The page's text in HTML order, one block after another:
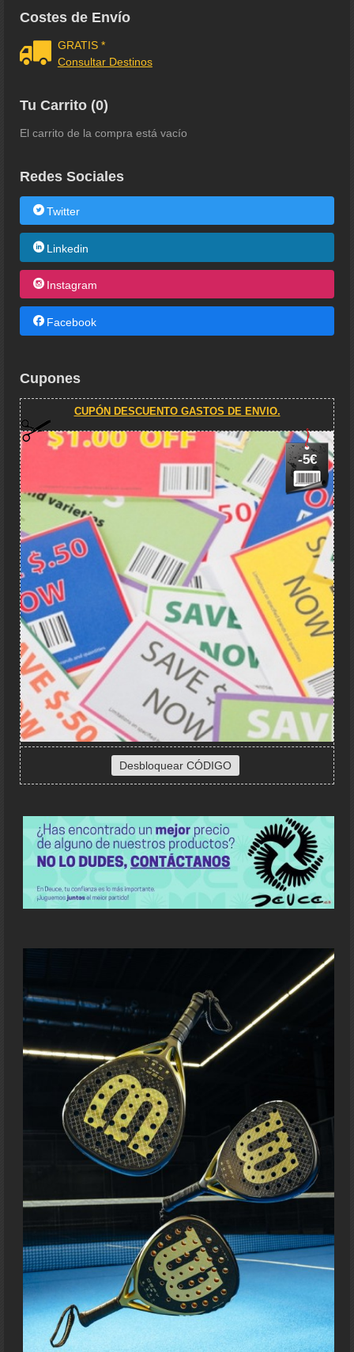
Costes de Envío
GRATIS *
Consultar Destinos
Tu Carrito (0)
El carrito de la compra está vacío
Redes Sociales
Twitter
Linkedin
Instagram
Facebook
Cupones
CUPÓN DESCUENTO GASTOS DE ENVIO.
-5€